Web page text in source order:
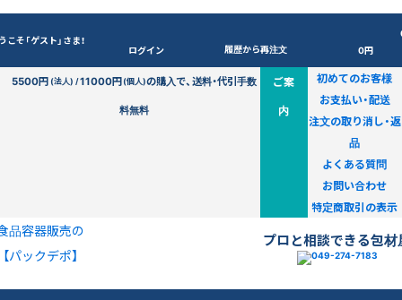
こそ「ゲスト」さま！
ログイン 履歴から再注文
0円
5500円(法人) /11000円(個人)の購入で、送料・代引手数
料無料
ご案
内
初めてのお客様
お支払い・配送
注文の取り消し・返
品
よくある質問
お問い合わせ
特定商取引の表示
品容器販売の
【パックデポ】
プロと相談できる包材